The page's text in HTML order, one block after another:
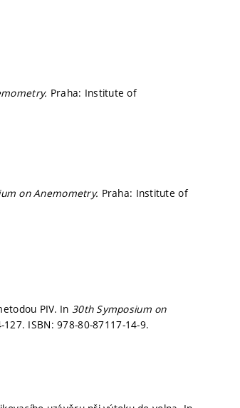
Praha: Institute of
on Anemometry. Praha: Institute of
PIV. In 30th Symposium on
127. ISBN: 978-80-87117-14-9.